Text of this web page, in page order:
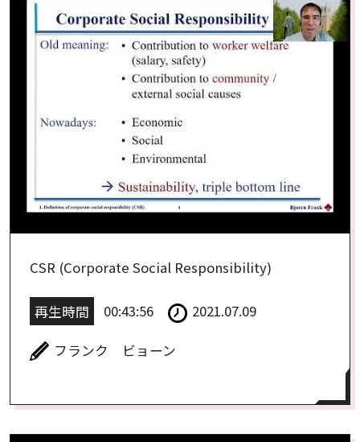
CSR (Corporate Social Responsibility)
再生時間 00:43:56 2021.07.09
フランク ビョーン